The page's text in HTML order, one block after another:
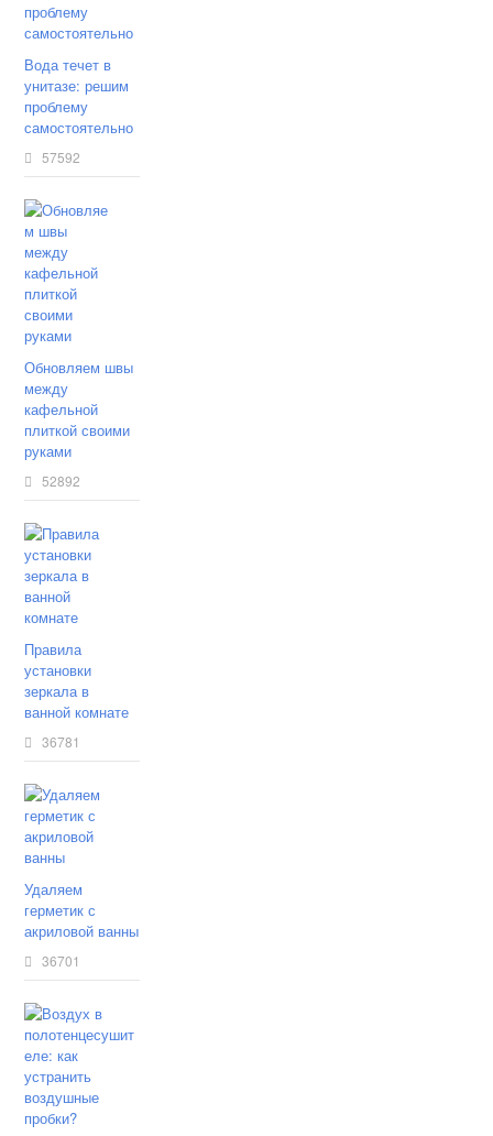
Вода течет в
унитазе: решим
проблему
самостоятельно
57592
Обновляем швы
между
кафельной
плиткой своими
руками
52892
Правила
установки
зеркала в
ванной комнате
36781
Удаляем
герметик с
акриловой ванны
36701